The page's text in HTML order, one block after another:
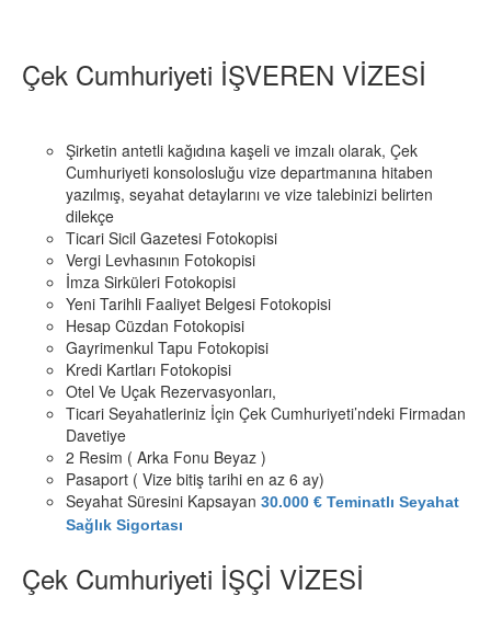
Çek Cumhuriyeti İŞVEREN VİZESİ
Şirketin antetli kağıdına kaşeli ve imzalı olarak, Çek
Cumhuriyeti konsolosluğu vize departmanına hitaben
yazılmış, seyahat detaylarını ve vize talebinizi belirten
dilekçe
Ticari Sicil Gazetesi Fotokopisi
Vergi Levhasının Fotokopisi
İmza Sirküleri Fotokopisi
Yeni Tarihli Faaliyet Belgesi Fotokopisi
Hesap Cüzdan Fotokopisi
Gayrimenkul Tapu Fotokopisi
Kredi Kartları Fotokopisi
Otel Ve Uçak Rezervasyonları,
Ticari Seyahatleriniz İçin Çek Cumhuriyeti’ndeki Firmadan
Davetiye
2 Resim ( Arka Fonu Beyaz )
Pasaport ( Vize bitiş tarihi en az 6 ay)
Seyahat Süresini Kapsayan 30.000 € Teminatlı Seyahat
Sağlık Sigortası
Çek Cumhuriyeti İŞÇİ VİZESİ